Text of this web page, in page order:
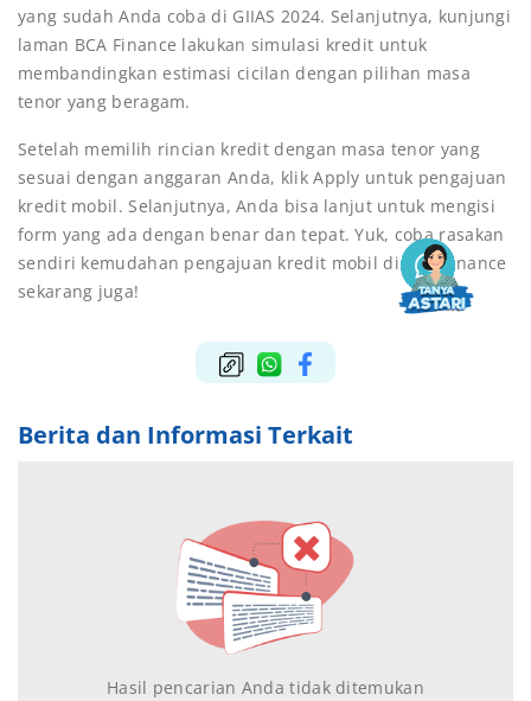
yang sudah Anda coba di GIIAS 2024. Selanjutnya, kunjungi
laman BCA Finance lakukan simulasi kredit untuk
membandingkan estimasi cicilan dengan pilihan masa
tenor yang beragam.
Setelah memilih rincian kredit dengan masa tenor yang
sesuai dengan anggaran Anda, klik Apply untuk pengajuan
kredit mobil. Selanjutnya, Anda bisa lanjut untuk mengisi
form yang ada dengan benar dan tepat. Yuk, coba rasakan
sendiri kemudahan pengajuan kredit mobil di BCA Finance
sekarang juga!
Berita dan Informasi Terkait
Hasil pencarian Anda tidak ditemukan